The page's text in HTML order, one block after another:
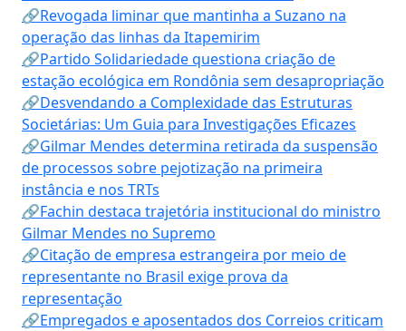
🔗Revogada liminar que mantinha a Suzano na
operação das linhas da Itapemirim
🔗Partido Solidariedade questiona criação de
estação ecológica em Rondônia sem desapropriação
🔗Desvendando a Complexidade das Estruturas
Societárias: Um Guia para Investigações Eficazes
🔗Gilmar Mendes determina retirada da suspensão
de processos sobre pejotização na primeira
instância e nos TRTs
🔗Fachin destaca trajetória institucional do ministro
Gilmar Mendes no Supremo
🔗Citação de empresa estrangeira por meio de
representante no Brasil exige prova da
representação
🔗Empregados e aposentados dos Correios criticam